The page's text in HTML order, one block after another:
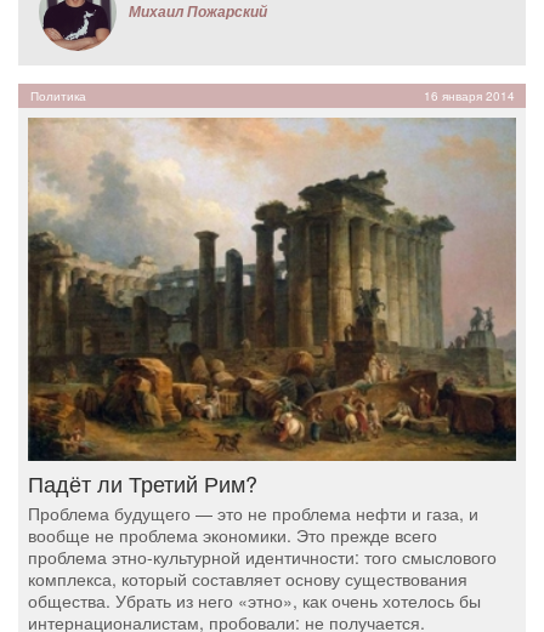
Михаил Пожарский
Политика 16 января 2014
Падёт ли Третий Рим?
Проблема будущего — это не проблема нефти и газа, и
вообще не проблема экономики. Это прежде всего
проблема этно-культурной идентичности: того смыслового
комплекса, который составляет основу существования
общества. Убрать из него «этно», как очень хотелось бы
интернационалистам, пробовали: не получается.